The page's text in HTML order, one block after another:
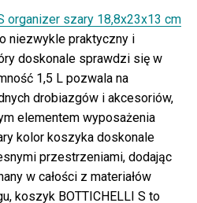
niezwykle praktyczny i
doskonale sprawdzi się w
1,5 L pozwala na
drobiazgów i akcesoriów,
elementem wyposażenia
kolor koszyka doskonale
przestrzeniami, dodając
w całości z materiałów
koszyk BOTTICHELLI S to